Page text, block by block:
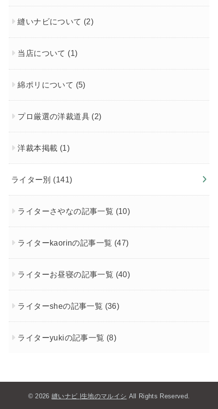
縫いナビについて (2)
当店について (1)
綿ポリについて (5)
プロ厳選の洋裁道具 (2)
洋裁本掲載 (1)
ライター別 (141)
ライターさやなの記事一覧 (10)
ライターkaorinの記事一覧 (47)
ライターお昼寝の記事一覧 (40)
ライターsheの記事一覧 (36)
ライターyukiの記事一覧 (8)
© 2026縫いナビ |生地のマルイシ All Rights Reserved.